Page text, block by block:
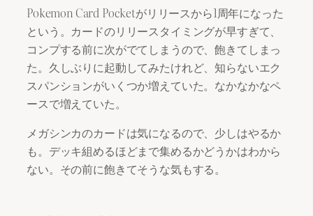
Pokemon Card Pocketがリリースから1周年になった
という。カードのリリースタイミングが早すぎて、
コンプする前に次がでてしまうので、飽きてしまっ
た。久しぶりに起動してみたけれど、知らないエク
スパンションがいくつか増えていた。なかなかなペ
ースで増えていた。
メガシンカのカードは気になるので、少しはやるか
も。デッキ組めるほどまで集めるかどうかはわから
ない。その前に飽きてそうな気もする。